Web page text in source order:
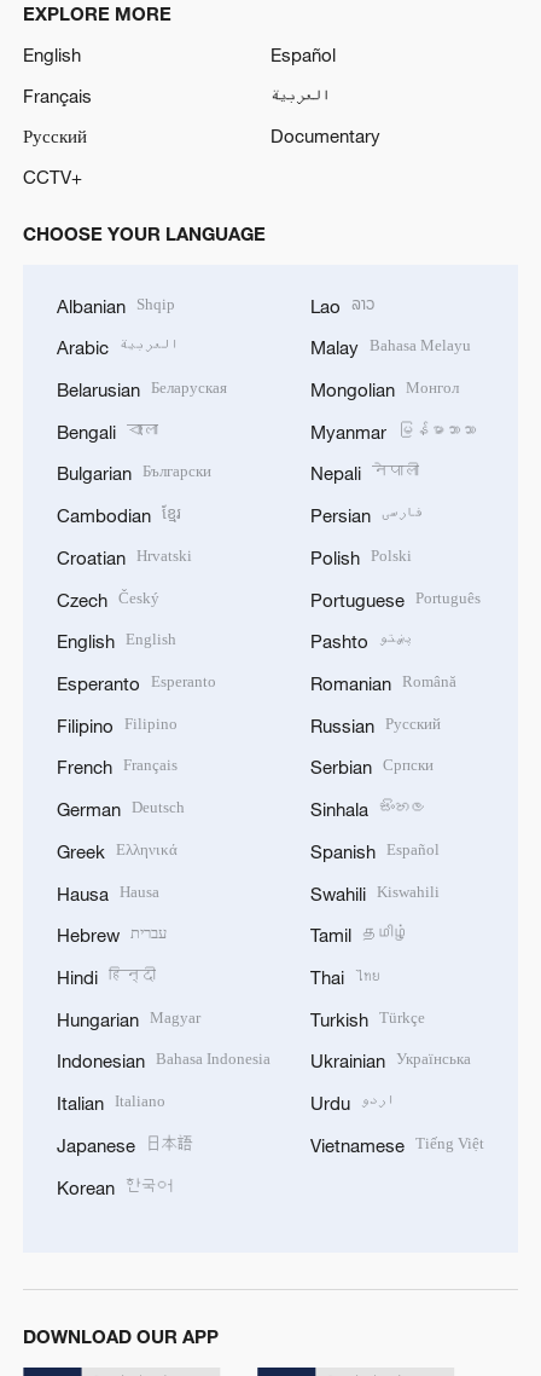
EXPLORE MORE
English
Español
Français
العربية
Русский
Documentary
CCTV+
CHOOSE YOUR LANGUAGE
Albanian Shqip
Arabic العربية
Belarusian Беларуская
Bengali বাংলা
Bulgarian Български
Cambodian ខ្មែរ
Croatian Hrvatski
Czech Český
English English
Esperanto Esperanto
Filipino Filipino
French Français
German Deutsch
Greek Ελληνικά
Hausa Hausa
Hebrew עברית
Hindi हिन्दी
Hungarian Magyar
Indonesian Bahasa Indonesia
Italian Italiano
Japanese 日本語
Korean 한국어
Lao ລາວ
Malay Bahasa Melayu
Mongolian Монгол
Myanmar မြန်မာဘာသာ
Nepali नेपाली
Persian فارسی
Polish Polski
Portuguese Português
Pashto پښتو
Romanian Română
Russian Русский
Serbian Српски
Sinhala සිංහල
Spanish Español
Swahili Kiswahili
Tamil தமிழ்
Thai ไทย
Turkish Türkçe
Ukrainian Українська
Urdu اردو
Vietnamese Tiếng Việt
DOWNLOAD OUR APP